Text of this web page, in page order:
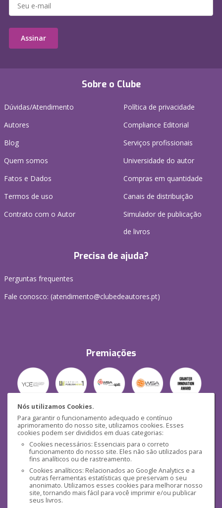
Nós utilizamos Cookies.
Para garantir o funcionamento adequado e contínuo
aprimoramento do nosso site, utilizamos cookies. Esses
cookies podem ser divididos em duas categorias:
Cookies necessários: Essenciais para o correto
funcionamento do nosso site. Eles não são utilizados para
fins analíticos ou de rastreamento.
Cookies analíticos: Relacionados ao Google Analytics e a
outras ferramentas estatísticas que preservam o seu
anonimato. Utilizamos esses cookies para melhorar nosso
site, tornando mais fácil para você imprimir e/ou publicar
seus livros.
Sobre o Clube
Dúvidas/Atendimento
Autores
Blog
Quem somos
Fatos e Dados
Termos de uso
Contrato com o Autor
Política de privacidade
Compliance Editorial
Serviços profissionais
Universidade do autor
Compras em quantidade
Canais de distribuição
Simulador de publicação
de livros
Precisa de ajuda?
Perguntas frequentes
Fale conosco: (atendimento@clubedeautores.pt)
Premiações
Segurança
Mídias Sociais
Assinar